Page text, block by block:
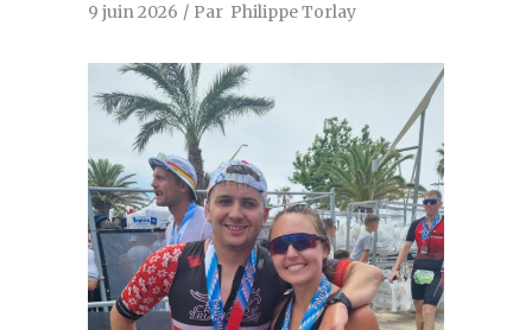
9 juin 2026 Par Philippe Torlay